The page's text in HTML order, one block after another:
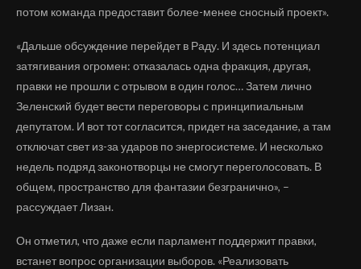
потом команда предоставит более-менее сносный проект».
«Дальше обсуждение перейдет в Раду. И здесь потенциал
затягивания огромен: отказалась одна фракция, другая,
правки не прошли с отрывом в один голос… Затем лично
Зеленский будет вести переговоры с принципиальным
депутатом. И вот тот согласится, придет на заседание, а там
отключат свет из-за ударов по энергосистеме. И несколько
недель подряд законотворцы не смогут переголосовать. В
общем, пространство для фантазии безгранично», –
рассуждает Лизан.
Он отметил, что даже если парламент поддержит правки,
встанет вопрос организации выборов. «Реализовать